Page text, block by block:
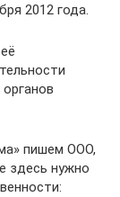
2012 года.
пишем ООО,
здесь нужно